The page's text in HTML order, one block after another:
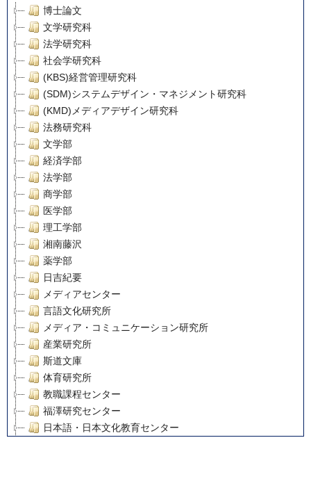
博士論文
文学研究科
法学研究科
社会学研究科
(KBS)経営管理研究科
(SDM)システムデザイン・マネジメント研究科
(KMD)メディアデザイン研究科
法務研究科
文学部
経済学部
法学部
商学部
医学部
理工学部
湘南藤沢
薬学部
日吉紀要
メディアセンター
言語文化研究所
メディア・コミュニケーション研究所
産業研究所
斯道文庫
体育研究所
教職課程センター
福澤研究センター
日本語・日本文化教育センター